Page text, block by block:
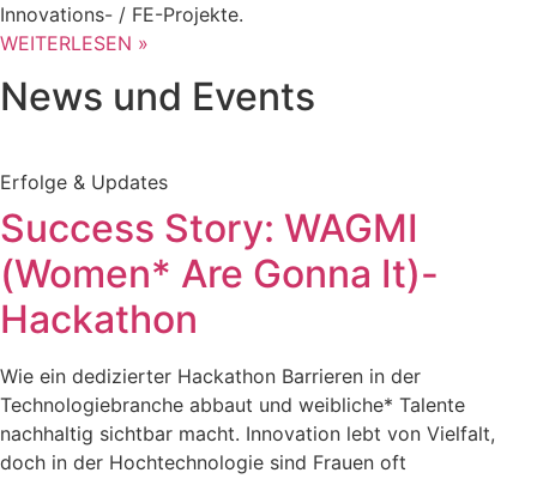
Innovations- / FE-Projekte.
WEITERLESEN »
News und Events
Erfolge & Updates
Success Story: WAGMI
(Women* Are Gonna It)-
Hackathon
Wie ein dedizierter Hackathon Barrieren in der
Technologiebranche abbaut und weibliche* Talente
nachhaltig sichtbar macht. Innovation lebt von Vielfalt,
doch in der Hochtechnologie sind Frauen oft